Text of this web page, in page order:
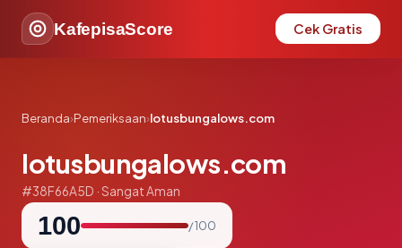
KafepisaScore Cek Gratis
Beranda›Pemeriksaan›lotusbungalows.com
lotusbungalows.com
#38F66A5D · Sangat Aman
100 / 100